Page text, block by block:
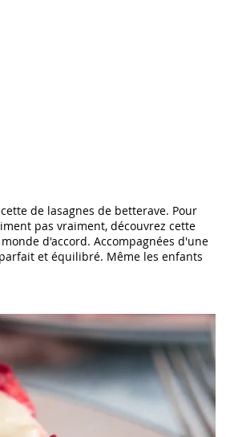
de lasagnes de betterave. Pour
pas vraiment, découvrez cette
d'accord. Accompagnées d'une
et équilibré. Même les enfants